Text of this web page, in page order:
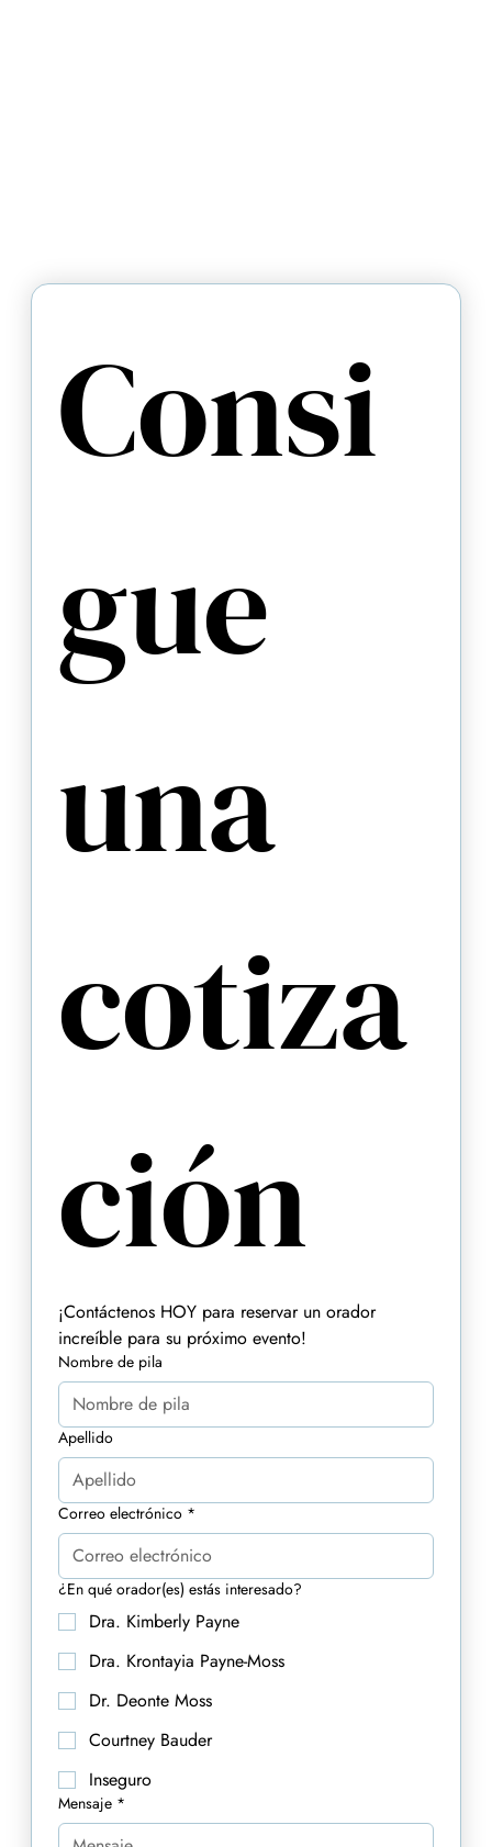
Consi
gue
una
cotiza
ción
¡Contáctenos HOY para reservar un orador
increíble para su próximo evento!
Nombre de pila
Apellido
Correo electrónico *
¿En qué orador(es) estás interesado?
Dra. Kimberly Payne
Dra. Krontayia Payne-Moss
Dr. Deonte Moss
Courtney Bauder
Inseguro
Mensaje *